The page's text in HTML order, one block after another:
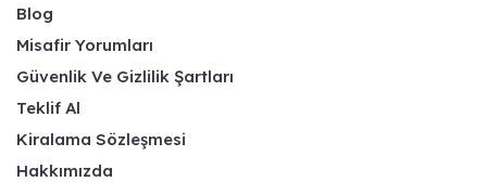
Blog
Misafir Yorumları
Güvenlik Ve Gizlilik Şartları
Teklif Al
Kiralama Sözleşmesi
Hakkımızda